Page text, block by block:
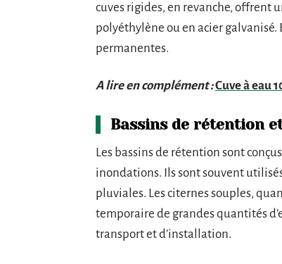
cuves rigides, en revanche, offrent
polyéthylène ou en acier
permanentes.
A lire en complément :Cuve à eau
Bassins de rétention
Les bassins de rétention sont
inondations. Ils sont souvent
pluviales. Les citernes souples,
temporaire de grandes quantités
transport et d’installation.